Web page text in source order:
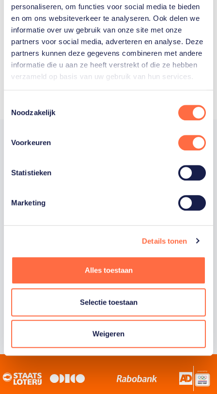
personaliseren, om functies voor social media te bieden
en om ons websiteverkeer te analyseren. Ook delen we
informatie over uw gebruik van onze site met onze
partners voor social media, adverteren en analyse. Deze
partners kunnen deze gegevens combineren met andere
informatie die u aan ze heeft verstrekt of die ze hebben
verzameld op basis van uw gebruik van hun services.
Noodzakelijk
Voorkeuren
Statistieken
Marketing
Details tonen
Alles toestaan
Selectie toestaan
Weigeren
Welke Nederlanders hebben er
ooit meegedaan aan de
Olympische Spelen?
Trotse hoofdsponsor
Staatsloterij is trotse hoofdsponsor van
sportiefste land van de wereld maken.